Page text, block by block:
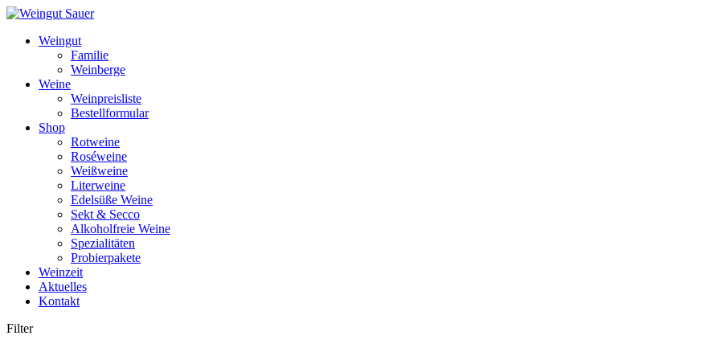
Weiter
Inhalt
Weingut
Familie
Weinberge
Weine
Weinpreisliste
Bestellformular
Shop
Rotweine
Roséweine
Weißweine
Literweine
Edelsüße Weine
Sekt & Secco
Alkoholfreie Weine
Spezialitäten
Probierpakete
Weinzeit
Aktuelles
Kontakt
Filter